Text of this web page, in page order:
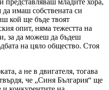
имаш собствената си
кой ще бъде твоят
опит, няма тежестта на
за да можеш да бъдеш
на цяло общество. Стоя
а не в двигателя, тогава
че „Синя България“ ще